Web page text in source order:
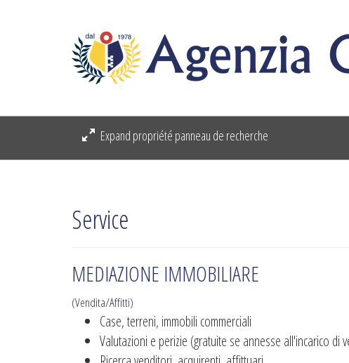
Expand propriété panneau de recherche
Service
MEDIAZIONE IMMOBILIARE
(Vendita/Affitti)
Case, terreni, immobili commerciali
Valutazioni e perizie (gratuite se annesse all'incarico di